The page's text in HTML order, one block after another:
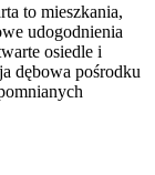
to mieszkania,
udogodnienia
osiedle i
dębowa pośrodku